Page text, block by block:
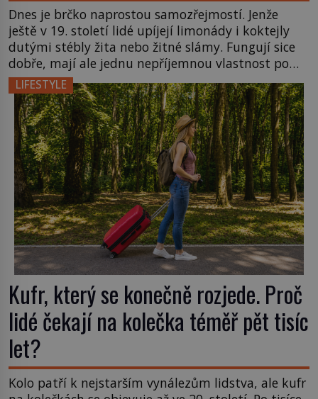
Dnes je brčko naprostou samozřejmostí. Jenže
ještě v 19. století lidé upíjejí limonády i koktejly
dutými stébly žita nebo žitné slámy. Fungují sice
dobře, mají ale jednu nepříjemnou vlastnost po
chvíli se rozmáčejí a nápoji dodávají travnatou
příchuť. Právě tahle drobná nepříjemnost přivede
amerického výrobce cigaretových náustků k
nápadu, který změní způsob pití po celém […]
LIFESTYLE
Kufr, který se konečně rozjede. Proč
lidé čekají na kolečka téměř pět tisíc
let?
Kolo patří k nejstarším vynálezům lidstva, ale kufr